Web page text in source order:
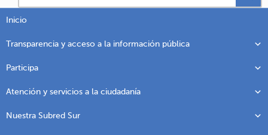
Inicio
Transparencia y acceso a la información pública
Participa
Atención y servicios a la ciudadanía
Nuestra Subred Sur